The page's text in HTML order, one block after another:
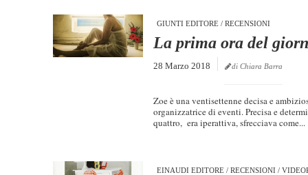
GIUNTI EDITORE / RECENSIONI
La prima ora del
28 Marzo 2018 di Chiara Barra
Zoe è una ventisettenne decisa e
organizzatrice di eventi. Precisa e
quattro, era iperattiva, sfrecciava come...
EINAUDI EDITORE / RECENSIONI /